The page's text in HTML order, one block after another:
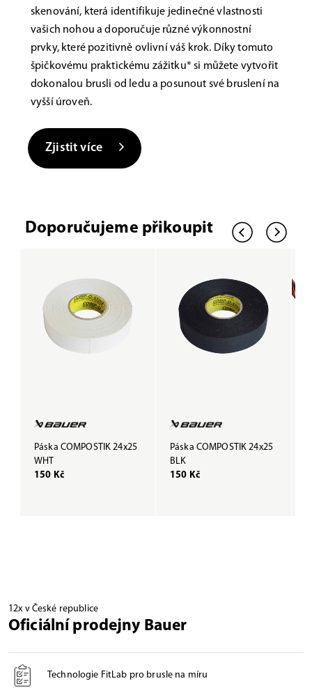
skenování, která identifikuje jedinečné vlastnosti
vašich nohou a doporučuje různé výkonnostní
prvky, které pozitivně ovlivní váš krok. Díky tomuto
špičkovému praktickému zážitku* si můžete vytvořit
dokonalou brusli od ledu a posunout své bruslení na
vyšší úroveň.
Zjistit více
Doporučujeme přikoupit
Páska COMPOSTIK 24x25
WHT
150 Kč
Páska COMPOSTIK 24x25
BLK
150 Kč
12x v České republice
Oficiální prodejny Bauer
Technologie FitLab pro brusle na míru